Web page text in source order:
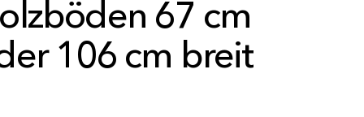
67 cm
106 cm breit